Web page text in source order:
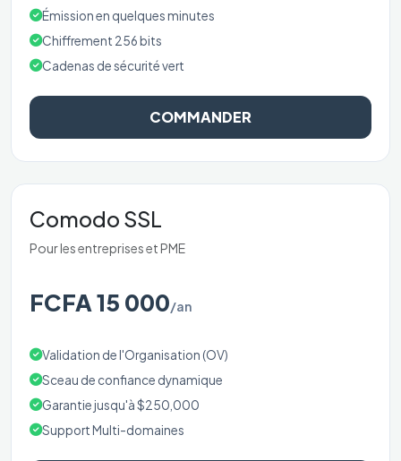
Émission en quelques minutes
Chiffrement 256 bits
Cadenas de sécurité vert
COMMANDER
Comodo SSL
Pour les entreprises et PME
FCFA 15 000/an
Validation de l'Organisation (OV)
Sceau de confiance dynamique
Garantie jusqu'à $250,000
Support Multi-domaines